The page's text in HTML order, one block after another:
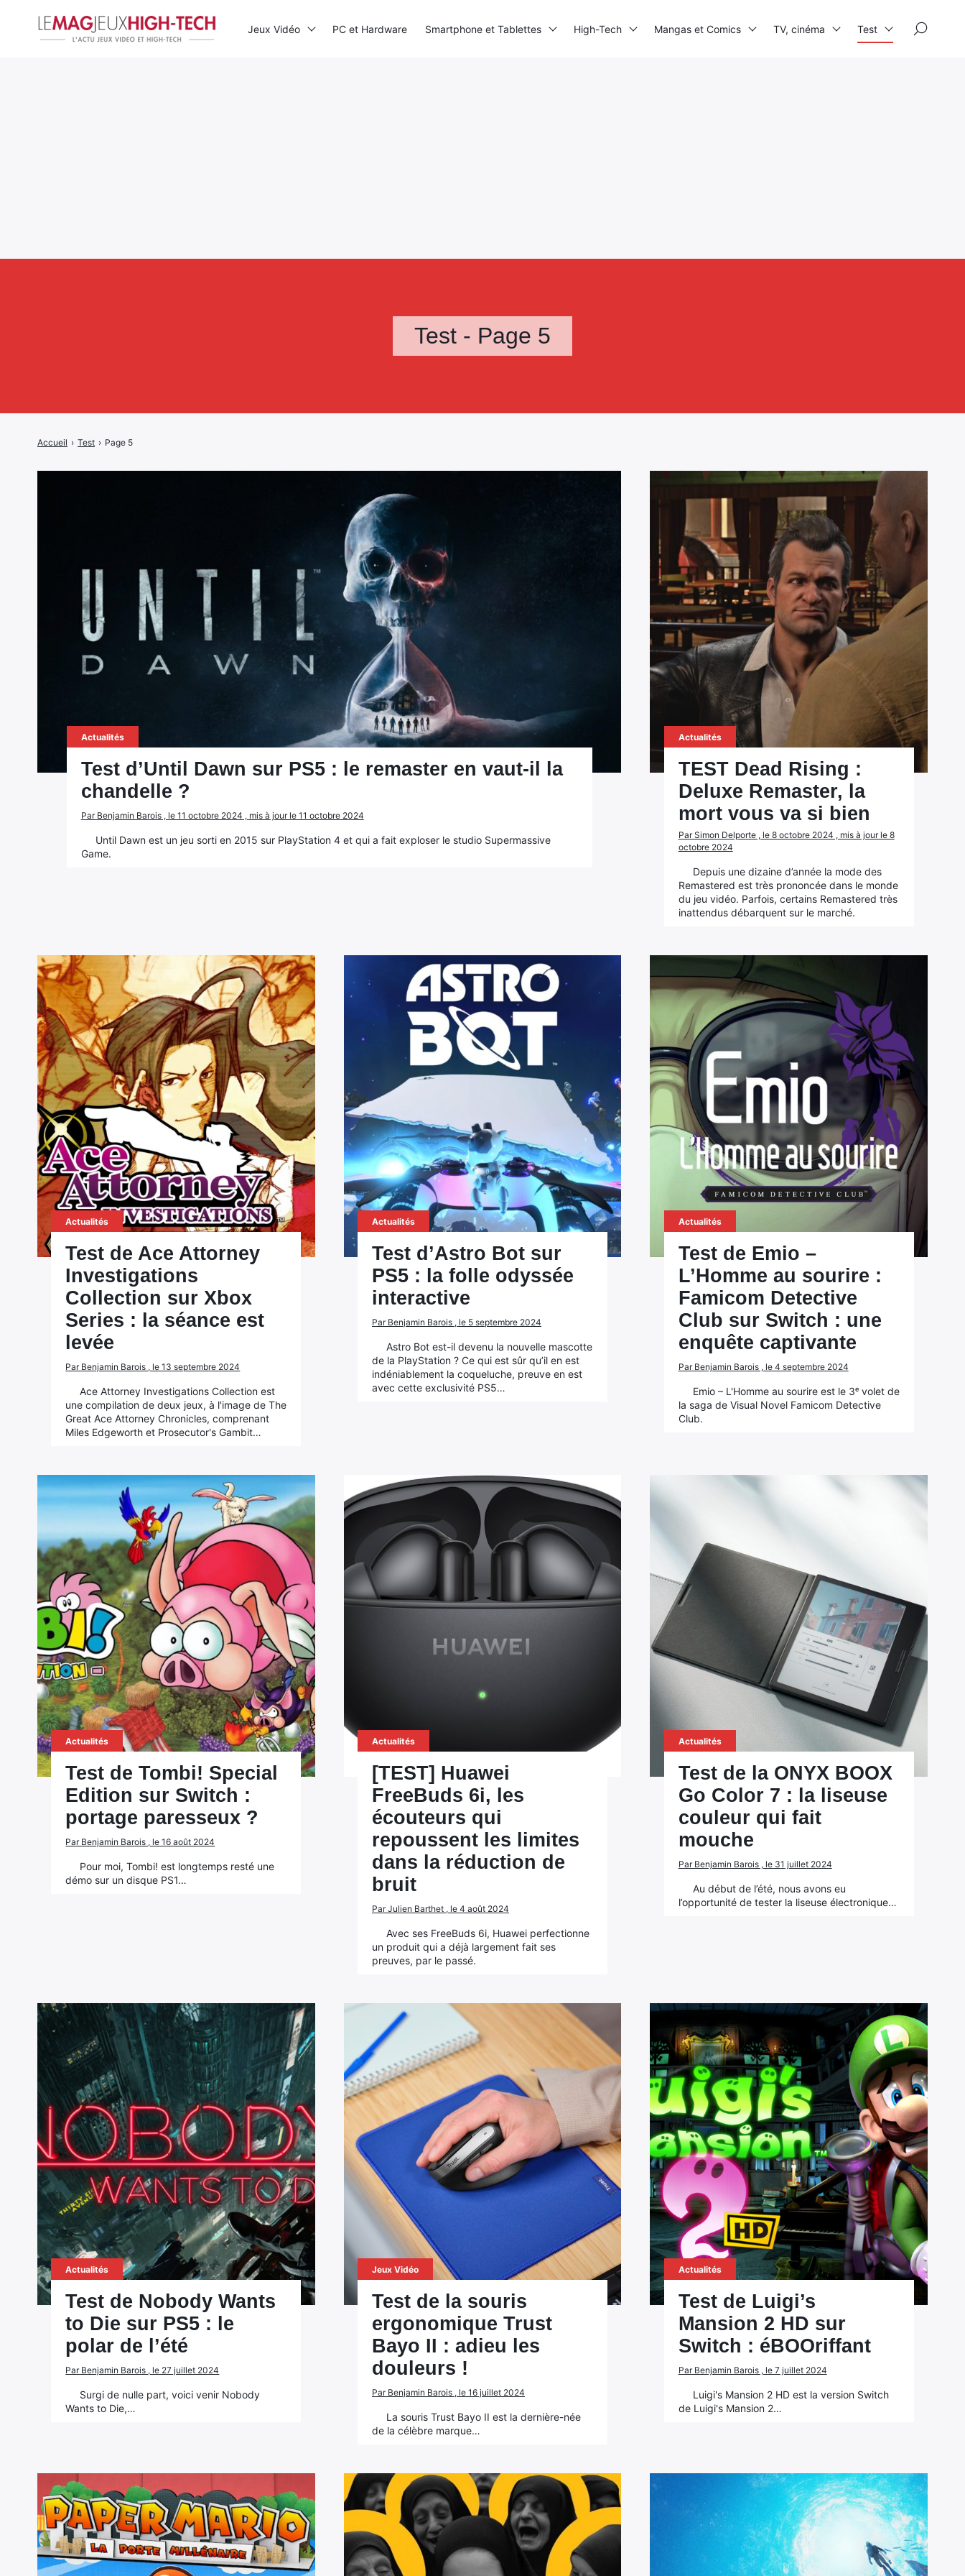
Test - Page 5
Accueil › Test › Page 5
Actualités
Test d’Until Dawn sur PS5 : le remaster en vaut-il la
chandelle ?
Par Benjamin Barois , le 11 octobre 2024 , mis à jour le 11 octobre 2024
Until Dawn est un jeu sorti en 2015 sur PlayStation 4 et qui a fait exploser le studio Supermassive
Game.
Actualités
TEST Dead Rising :
Deluxe Remaster, la
mort vous va si bien
Par Simon Delporte , le 8 octobre 2024 , mis à jour le 8
octobre 2024
Depuis une dizaine d’année la mode des
Remastered est très prononcée dans le monde
du jeu vidéo. Parfois, certains Remastered très
inattendus débarquent sur le marché.
Actualités
Test de Ace Attorney
Investigations
Collection sur Xbox
Series : la séance est
levée
Par Benjamin Barois , le 13 septembre 2024
Ace Attorney Investigations Collection est
une compilation de deux jeux, à l'image de The
Great Ace Attorney Chronicles, comprenant
Miles Edgeworth et Prosecutor's Gambit…
Actualités
Test d’Astro Bot sur
PS5 : la folle odyssée
interactive
Par Benjamin Barois , le 5 septembre 2024
Astro Bot est-il devenu la nouvelle mascotte
de la PlayStation ? Ce qui est sûr qu’il en est
indéniablement la coqueluche, preuve en est
avec cette exclusivité PS5…
Actualités
Test de Emio –
L’Homme au sourire :
Famicom Detective
Club sur Switch : une
enquête captivante
Par Benjamin Barois , le 4 septembre 2024
Emio – L'Homme au sourire est le 3ᵉ volet de
la saga de Visual Novel Famicom Detective
Club.
Actualités
Test de Tombi! Special
Edition sur Switch :
portage paresseux ?
Par Benjamin Barois , le 16 août 2024
Pour moi, Tombi! est longtemps resté une
démo sur un disque PS1…
Actualités
[TEST] Huawei
FreeBuds 6i, les
écouteurs qui
repoussent les limites
dans la réduction de
bruit
Par Julien Barthet , le 4 août 2024
Avec ses FreeBuds 6i, Huawei perfectionne
un produit qui a déjà largement fait ses
preuves, par le passé.
Actualités
Test de la ONYX BOOX
Go Color 7 : la liseuse
couleur qui fait
mouche
Par Benjamin Barois , le 31 juillet 2024
Au début de l’été, nous avons eu
l’opportunité de tester la liseuse électronique…
Actualités
Test de Nobody Wants
to Die sur PS5 : le
polar de l’été
Par Benjamin Barois , le 27 juillet 2024
Surgi de nulle part, voici venir Nobody
Wants to Die,…
Jeux Vidéo
Test de la souris
ergonomique Trust
Bayo II : adieu les
douleurs !
Par Benjamin Barois , le 16 juillet 2024
La souris Trust Bayo II est la dernière-née
de la célèbre marque…
Actualités
Test de Luigi’s
Mansion 2 HD sur
Switch : éBOOriffant
Par Benjamin Barois , le 7 juillet 2024
Luigi's Mansion 2 HD est la version Switch
de Luigi's Mansion 2…
Jeux Vidéo PC et Hardware Smartphone et Tablettes High-Tech Mangas et Comics TV, cinéma Test